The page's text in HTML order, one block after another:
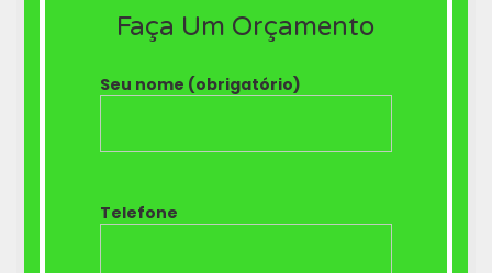
Plano odontológico com Prótese
PLANO AMIL DENTAL
Faça Um Orçamento
Seu nome (obrigatório)
Telefone